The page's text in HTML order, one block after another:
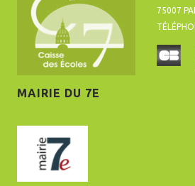
75007
MAIRIE DU 7E